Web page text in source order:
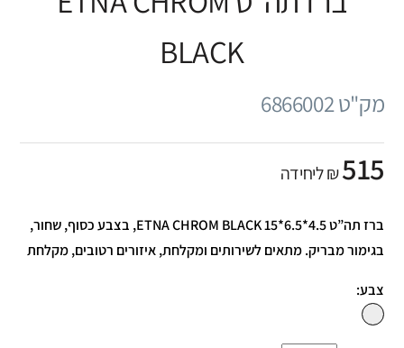
BLACK
מק"ט 6866002
515₪ ליחידה
ברז תה”ט ETNA CHROM BLACK 15*6.5*4.5, בצבע כסוף, שחור,
בגימור מבריק. מתאים לשירותים ומקלחת, איזורים רטובים, מקלחת
צבע: